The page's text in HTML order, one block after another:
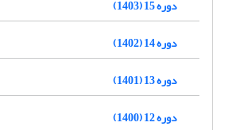
دوره 15 (1403)
دوره 14 (1402)
دوره 13 (1401)
دوره 12 (1400)